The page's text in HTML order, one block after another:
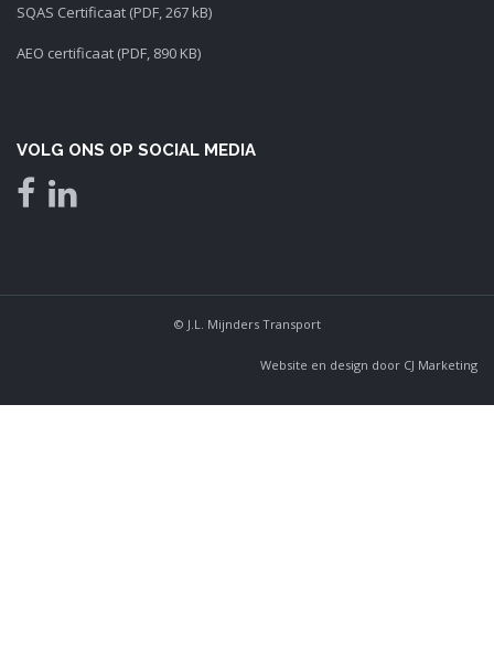
SQAS Certificaat (PDF, 267 kB)
AEO certificaat (PDF, 890 KB)
VOLG ONS OP SOCIAL MEDIA
© J.L. Mijnders Transport
Website en design door CJ Marketing